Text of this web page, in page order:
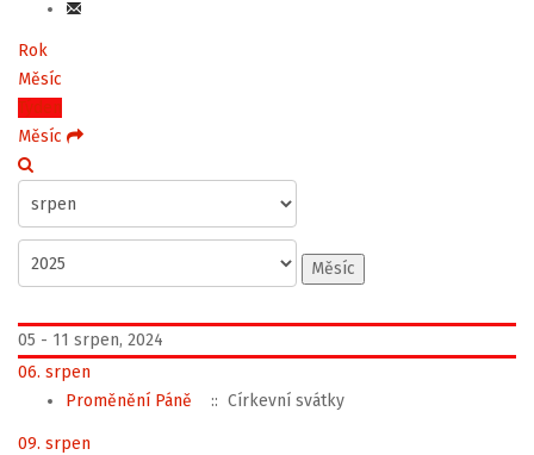
Rok
Měsíc
Týden
Měsíc
Měsíc
05 - 11 srpen, 2024
06. srpen
Proměnění Páně
:: Církevní svátky
09. srpen